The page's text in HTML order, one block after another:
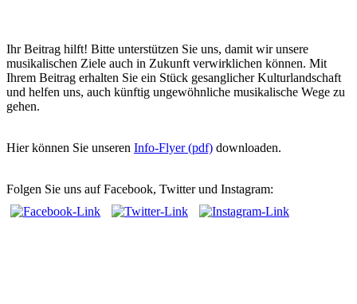
Ihr Beitrag hilft! Bitte unterstützen Sie uns, damit wir unsere
musikalischen Ziele auch in Zukunft verwirklichen können. Mit
Ihrem Beitrag erhalten Sie ein Stück gesanglicher Kulturlandschaft
und helfen uns, auch künftig ungewöhnliche musikalische Wege zu
gehen.
Hier können Sie unseren Info-Flyer (pdf) downloaden.
Folgen Sie uns auf Facebook, Twitter und Instagram: